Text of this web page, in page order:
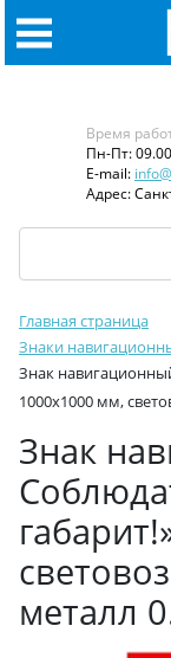
Время
Пн-Пт:
E-mail:
Адрес:
Главная страница
Знаки
Знак
1000х1000 мм,
Знак
металл